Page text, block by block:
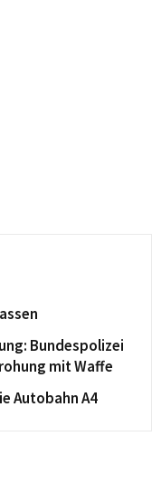
Bundespolizei
mit Waffe
Autobahn A4